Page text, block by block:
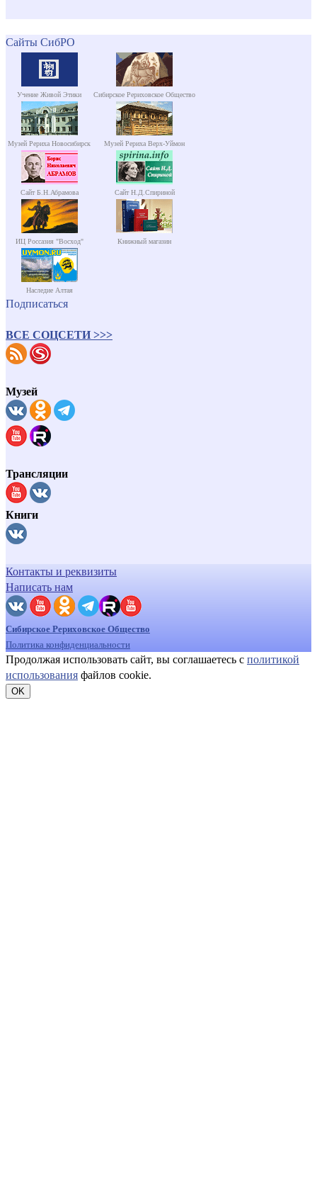
Сайты СибРО
Учение Живой Этики Сибирское Рериховское Общество
Музей Рериха Новосибирск Музей Рериха Верх-Уймон
Сайт Б.Н.Абрамова Сайт Н.Д.Спириной
ИЦ Россазия "Восход" Книжный магазин
Наследие Алтая
Подписаться
ВСЕ СОЦСЕТИ >>>
Музей
Трансляции
Книги
Контакты и реквизиты
Написать нам
Сибирское Рериховское Общество
Политика конфиденциальности
Продолжая использовать сайт, вы соглашаетесь с политикой
использования файлов cookie.
OK